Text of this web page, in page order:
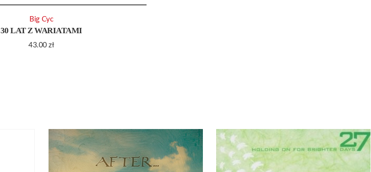
30 LAT Z WARIATAMI
43.00zł
Big Cyc